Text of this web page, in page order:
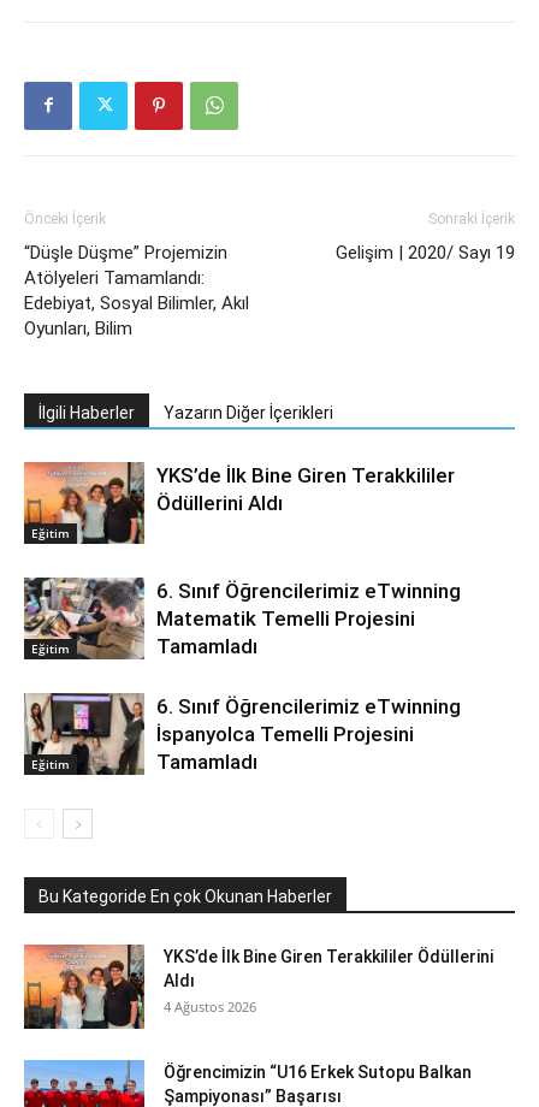
Önceki İçerik
“Düşle Düşme” Projemizin
Atölyeleri Tamamlandı:
Edebiyat, Sosyal Bilimler, Akıl
Oyunları, Bilim
Sonraki İçerik
Gelişim | 2020/ Sayı 19
İlgili Haberler Yazarın Diğer İçerikleri
Eğitim
YKS’de İlk Bine Giren Terakkililer
Ödüllerini Aldı
Eğitim
6. Sınıf Öğrencilerimiz eTwinning
Matematik Temelli Projesini
Tamamladı
Eğitim
6. Sınıf Öğrencilerimiz eTwinning
İspanyolca Temelli Projesini
Tamamladı
Bu Kategoride En çok Okunan Haberler
YKS’de İlk Bine Giren Terakkililer Ödüllerini
Aldı
4 Ağustos 2026
Öğrencimizin “U16 Erkek Sutopu Balkan
Şampiyonası” Başarısı